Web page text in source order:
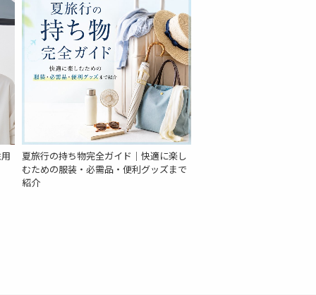
夏旅行の持ち物完全ガイド｜快適に楽し
むための服装・必需品・便利グッズまで
紹介